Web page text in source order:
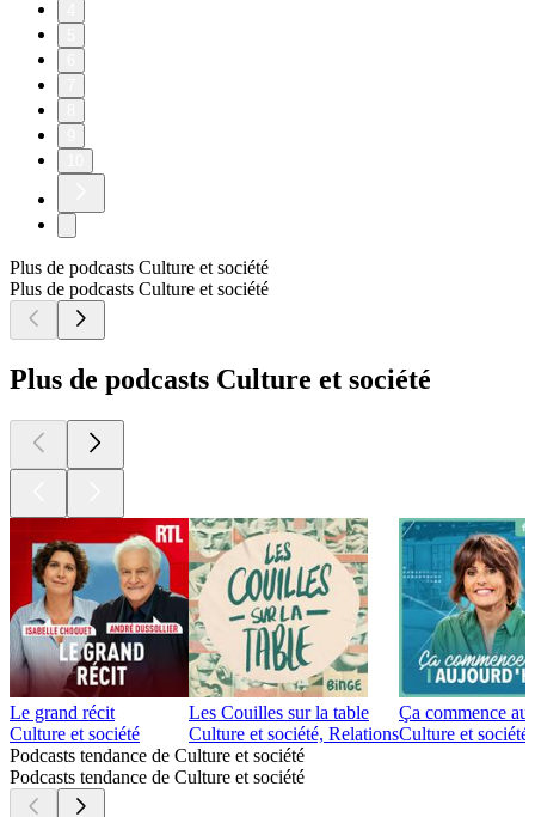
Plus de podcasts Culture et société
Plus de podcasts Culture et société
Plus de podcasts Culture et société
Le grand récit
Culture et société
Les Couilles sur la table
Culture et société, Relations
Ça commence
Culture et société
Podcasts tendance de Culture et société
Podcasts tendance de Culture et société